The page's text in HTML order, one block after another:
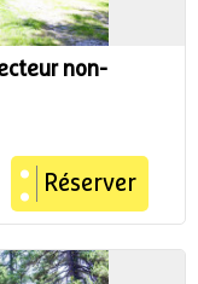
non-
Réserver